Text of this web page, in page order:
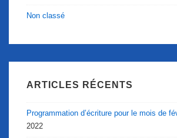
Non classé
ARTICLES RÉCENTS
Programmation d’écriture pour le mois de
2022